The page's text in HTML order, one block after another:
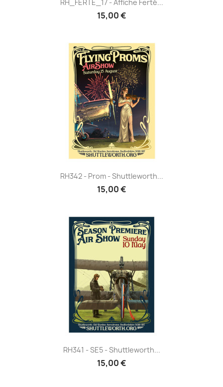
RH_FERTE_17 - Affiche Ferté...
15,00 €
RH342 - Prom - Shuttleworth...
15,00 €
RH341 - SE5 - Shuttleworth...
15,00 €